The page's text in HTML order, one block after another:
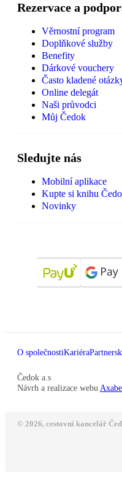
Rezervace a
Věrnostní program
Doplňkové služby
Benefity
Dárkové vouchery
Často kladené
Online delegát
Naši průvodci
Můj Čedok
Sledujte nás
Mobilní aplikace
Kupte si knihu
Novinky
O společnostiKariéra
Čedok a.s
Návrh a realizace webu
© 2026, cestovní kancelář